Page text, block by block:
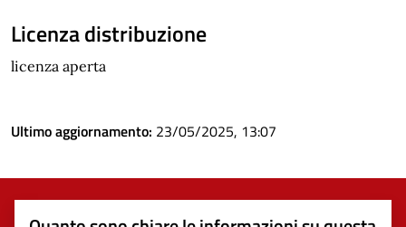
Licenza distribuzione
licenza aperta
Ultimo aggiornamento: 23/05/2025, 13:07